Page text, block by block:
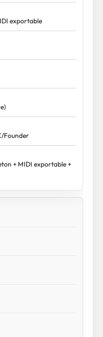
exportable
Founder
+ MIDI exportable +